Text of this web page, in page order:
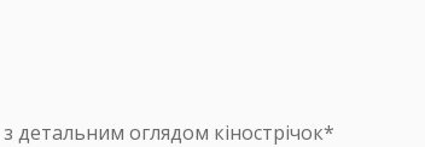
детальним оглядом кінострічок*